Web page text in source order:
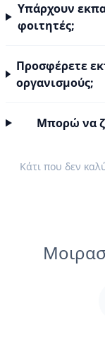
Υπάρχουν
φοιτητές;
Προσφέρετε
οργανισμούς;
Μπορώ να
Κάτι που δεν